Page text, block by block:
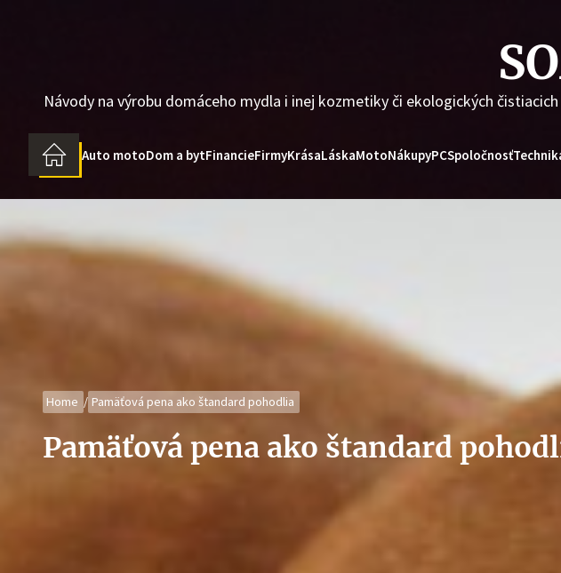
Návody na výrobu domáceho mydla i inej kozmetiky či ekologických
Auto motoDom a bytFinancieFirmyKrásaLáskaMotoNákupyPCSpoločnosť
Home Pamäťová pena ako štandard pohodlia
Pamäťová pena ako štandard